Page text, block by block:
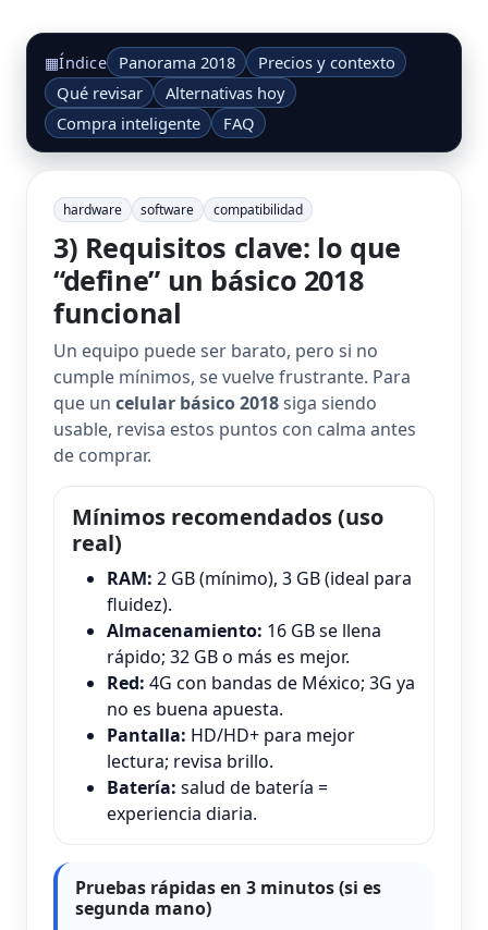
▦Índice Panorama 2018
Precios y contexto
Qué revisar
Alternativas hoy
Compra inteligente
FAQ
hardware software compatibilidad
3) Requisitos clave: lo que
“define” un básico 2018
funcional
Un equipo puede ser barato, pero si no
cumple mínimos, se vuelve frustrante. Para
que un celular básico 2018siga siendo
usable, revisa estos puntos con calma antes
de comprar.
Mínimos recomendados (uso
real)
RAM: 2 GB (mínimo), 3 GB (ideal para
fluidez).
Almacenamiento: 16 GB se llena
rápido; 32 GB o más es mejor.
Red: 4G con bandas de México; 3G ya
no es buena apuesta.
Pantalla: HD/HD+ para mejor
lectura; revisa brillo.
Batería: salud de batería =
experiencia diaria.
Pruebas rápidas en 3 minutos (si es
segunda mano)